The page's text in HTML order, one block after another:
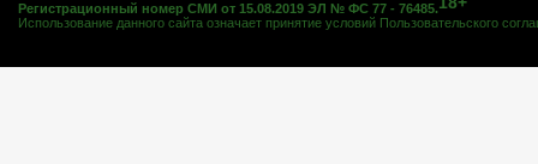
Регистрационный номер СМИ от 15.08.2019 ЭЛ № ФС 77 - 76485.
Использование данного сайта означает принятие условий Пользовательского